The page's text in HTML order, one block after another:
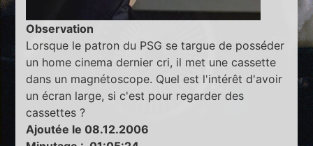
Observation
Lorsque le patron du PSG se targue de posséder
un home cinema dernier cri, il met une cassette
dans un magnétoscope. Quel est l'intérêt d'avoir
un écran large, si c'est pour regarder des
cassettes ?
Ajoutée le 08.12.2006